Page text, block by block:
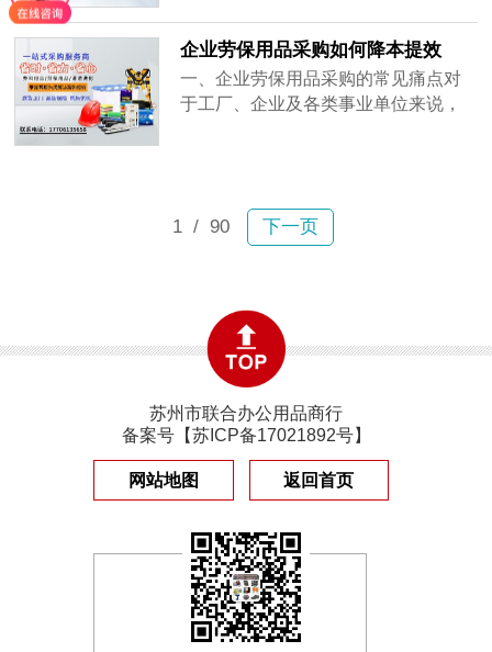
不一，......
频次高、品类繁杂，多数企业长期采
用分散采购的方式，慢慢积累出不少
采购与管理问题。很多企业需要分开
对接多家供应商，办公物资、劳保用
企业劳保用品采购如何降本提效
一、企业劳保用品采购的常见痛点对
于工厂、企业及各类事业单位来说，
需求量大、采购频次高，很多企业长
期采用零散采购模式，慢慢出现流程
家，办......
1 / 90 下一页
苏州市联合办公用品商行
备案号【苏ICP备17021892号】
网站地图 返回首页